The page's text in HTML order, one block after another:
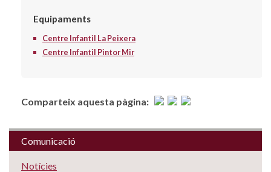
Equipaments
Centre Infantil La Peixera
Centre Infantil Pintor Mir
Comparteix aquesta pàgina:
Comunicació
Notícies